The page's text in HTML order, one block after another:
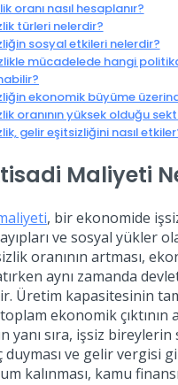
oranı nasıl hesaplanır?
türleri nelerdir?
sosyal etkileri nelerdir?
mücadelede hangi
ekonomik büyüme
oranının yüksek olduğu
gelir eşitsizliğini nasıl
Maliyeti
, bir ekonomide
ve sosyal yükler
oranının artması,
aynı zamanda
Üretim kapasitesinin
ekonomik çıktının
yanı sıra, işsiz bireylerin
duyması ve gelir vergisi
kalınması, kamu